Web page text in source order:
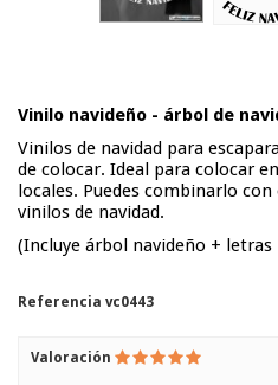
Vinilo navideño - árbol de
Vinilos de navidad para
de colocar. Ideal para colocar
locales. Puedes combinarlo
vinilos de navidad.
(Incluye árbol navideño + letras
Referencia vc0443
Valoración